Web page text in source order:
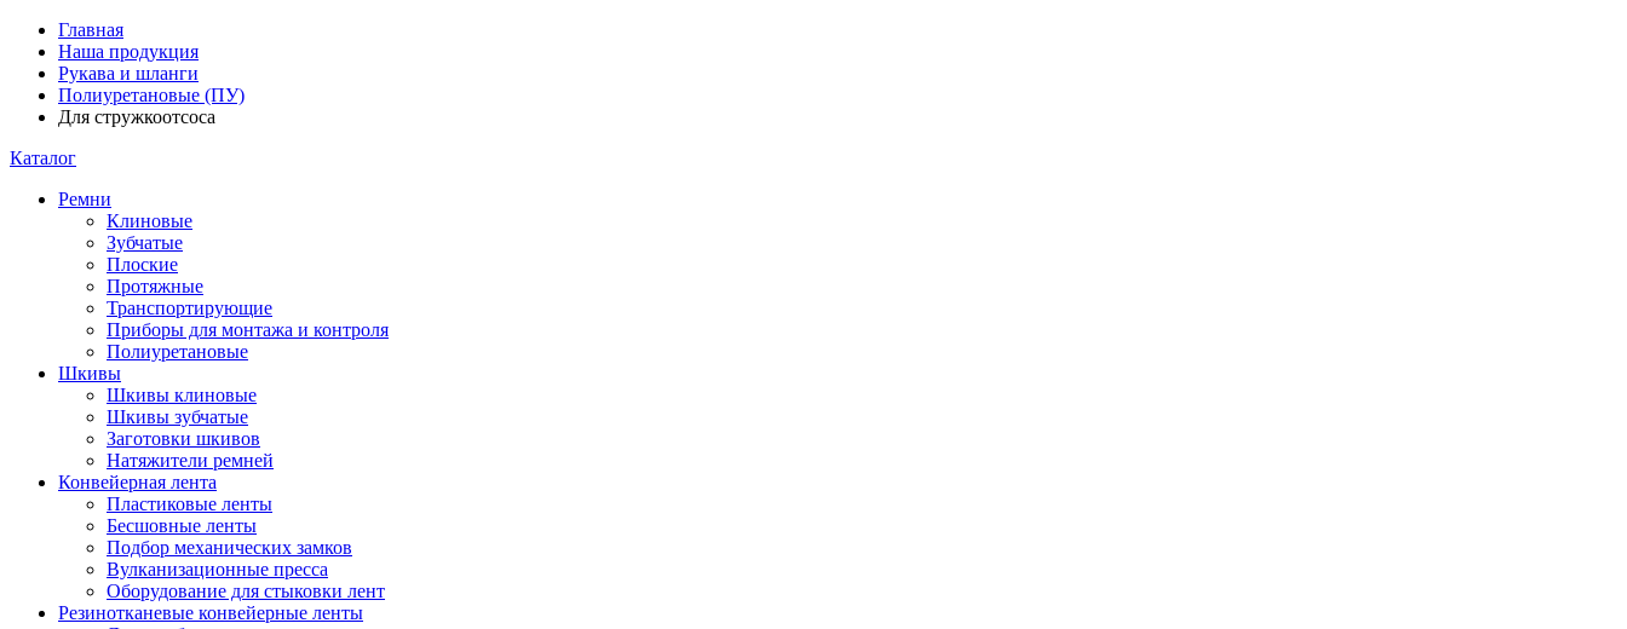
Главная
Наша продукция
Рукава и шланги
Полиуретановые (ПУ)
Для стружкоотсоса
Каталог
Ремни
Клиновые
Зубчатые
Плоские
Протяжные
Транспортирующие
Приборы для монтажа и контроля
Полиуретановые
Шкивы
Шкивы клиновые
Шкивы зубчатые
Заготовки шкивов
Натяжители ремней
Конвейерная лента
Пластиковые ленты
Бесшовные ленты
Подбор механических замков
Вулканизационные пресса
Оборудование для стыковки лент
Резинотканевые конвейерные ленты